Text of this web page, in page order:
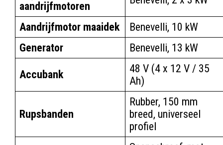
aandrijfmotoren
Aandrijfmotor maaidek
Benevelli, 10 kW
Generator
Benevelli, 13 kW
Accubank
48 V (4 x 12 V / 35
Ah)
Rupsbanden
Rubber, 150 mm
breed, universeel
profiel